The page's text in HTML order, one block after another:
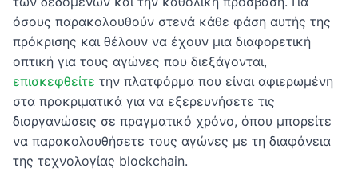
όσους παρακολουθούν στενά κάθε φάση αυτής της
πρόκρισης και θέλουν να έχουν μια διαφορετική
οπτική για τους αγώνες που διεξάγονται,
επισκεφθείτε την πλατφόρμα που είναι αφιερωμένη
στα προκριματικά για να εξερευνήσετε τις
διοργανώσεις σε πραγματικό χρόνο, όπου μπορείτε
να παρακολουθήσετε τους αγώνες με τη διαφάνεια
της τεχνολογίας blockchain.